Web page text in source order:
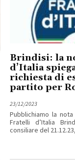
Brindisi: la
d’Italia
richiesta di
partito per
23/12/2023
Pubblichiamo la
Fratelli d’Italia
consiliare del